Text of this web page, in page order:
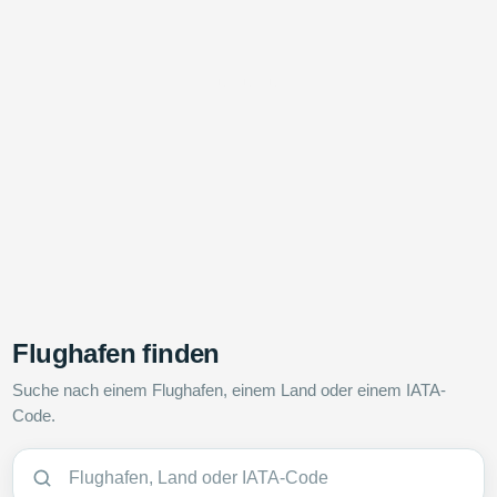
Flughafen finden
Suche nach einem Flughafen, einem Land oder einem IATA-
Code.